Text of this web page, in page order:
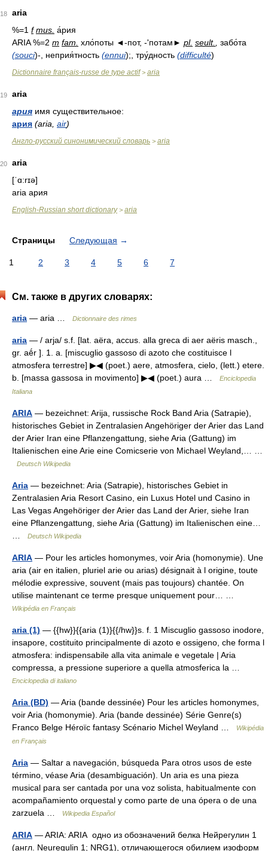
18
aria
%=1 f mus. а́рия
ARIA %=2 m fam. хло́поты ◄-пот, -'потам► pl. seult.
забо́та
(souci)-, неприя́тность (ennui);, тру́дность (difficulté)
Dictionnaire français-russe de type actif> aria
19
aria
ария имя существительное:
ария (aria, air)
Англо-русский синонимический словарь > aria
20
aria
[ˈɑ:rɪə]
aria ария
English-Russian short dictionary> aria
Страницы Следующая →
1 2 3 4 5 6 7
См. также в других словарях:
aria — aria … Dictionnaire des rimes
aria — / arja/ s.f. [lat. aëra, accus. alla greca di aer aëris masch.,
gr. aḗr ]. 1. a. [miscuglio gassoso di azoto che costituisce l
atmosfera terrestre] ▶◀ (poet.) aere, atmosfera, cielo, (lett.) etere.
b. [massa gassosa in movimento] ▶◀ (poet.) aura …
Enciclopedia
Italiana
ARIA — bezeichnet: Arija, russische Rock Band Aria (Satrapie),
historisches Gebiet in Zentralasien Angehöriger der Arier das Land
der Arier Iran eine Pflanzengattung, siehe Aria (Gattung) im
Italienischen eine Arie eine Comicserie von Michael Weyland,… …
Deutsch Wikipedia
Aria — bezeichnet: Aria (Satrapie), historisches Gebiet in
Zentralasien Aria Resort Casino, ein Luxus Hotel und Casino in
Las Vegas Angehöriger der Arier das Land der Arier, siehe Iran
eine Pflanzengattung, siehe Aria (Gattung) im Italienischen eine…
Deutsch Wikipedia
ARIA — Pour les articles homonymes, voir Aria (homonymie). Une
aria (air en italien, pluriel arie ou arias) désignait à l origine, toute
mélodie expressive, souvent (mais pas toujours) chantée. On
utilise maintenant ce terme presque uniquement pour… …
Wikipédia en Français
aria (1) — {{hw}}{{aria (1)}{{/hw}}s. f. 1 Miscuglio gassoso inodore,
insapore, costituito principalmente di azoto e ossigeno, che forma l
atmosfera: indispensabile alla vita animale e vegetale | Aria
compressa, a pressione superiore a quella atmosferica la …
Enciclopedia di italiano
Aria (BD) — Aria (bande dessinée) Pour les articles homonymes,
voir Aria (homonymie). Aria (bande dessinée) Série Genre(s)
Franco Belge Héroïc fantasy Scénario Michel Weyland …
Wikipédia
en Français
Aria — Saltar a navegación, búsqueda Para otros usos de este
término, véase Aria (desambiguación). Un aria es una pieza
musical para ser cantada por una voz solista, habitualmente con
acompañamiento orquestal y como parte de una ópera o de una
zarzuela …
Wikipedia Español
ARIA — ARIA: ARIA одно из обозначений белка Нейрегулин 1
(англ. Neuregulin 1; NRG1), отличающегося обилием изоформ